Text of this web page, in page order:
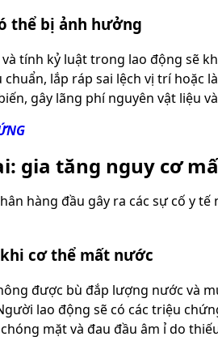
thể bị ảnh hưởng
tính kỷ luật trong lao động sẽ
lắp ráp sai lệch vị trí hoặc
gây lãng phí nguyên vật liệu
gia tăng nguy cơ
hàng đầu gây ra các sự cố y
cơ thể mất nước
được bù đắp lượng nước và
lao động sẽ có các triệu
mặt và đau đầu âm ỉ do